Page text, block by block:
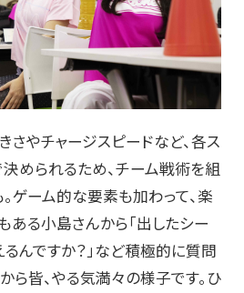
さやチャージスピードなど、各ス
められるため、チーム戦術を組
ゲーム的な要素も加わって、楽
ある小島さんから「出したシー
んですか？」など積極的に質問
ら皆、やる気満々の様子です。ひ